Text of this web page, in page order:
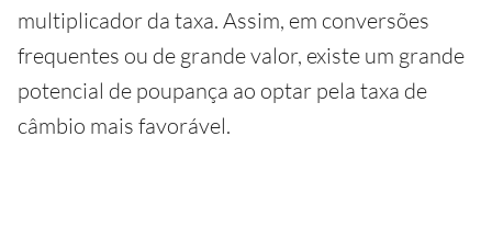
multiplicador da taxa. Assim, em conversões
frequentes ou de grande valor, existe um grande
potencial de poupança ao optar pela taxa de
câmbio mais favorável.